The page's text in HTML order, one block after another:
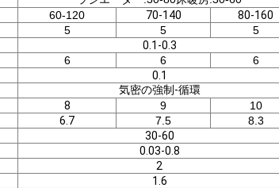
60-120 70-140
80-160
5 5
5
0.1-0.3
6 6
6
0.1
気密の強制-循環
8 9
10
6.7 7.5
8.3
30-60
0.03-0.8
2
1.6